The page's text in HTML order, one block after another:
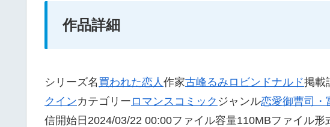
作品詳細
シリーズ名 買われた恋人 作家古峰るみ ロビンドナルド掲載
クインカテゴリー ロマンスコミック ジャンル恋愛御曹司・
信開始日2024/03/22 00:00ファイル容量110MBファイル形